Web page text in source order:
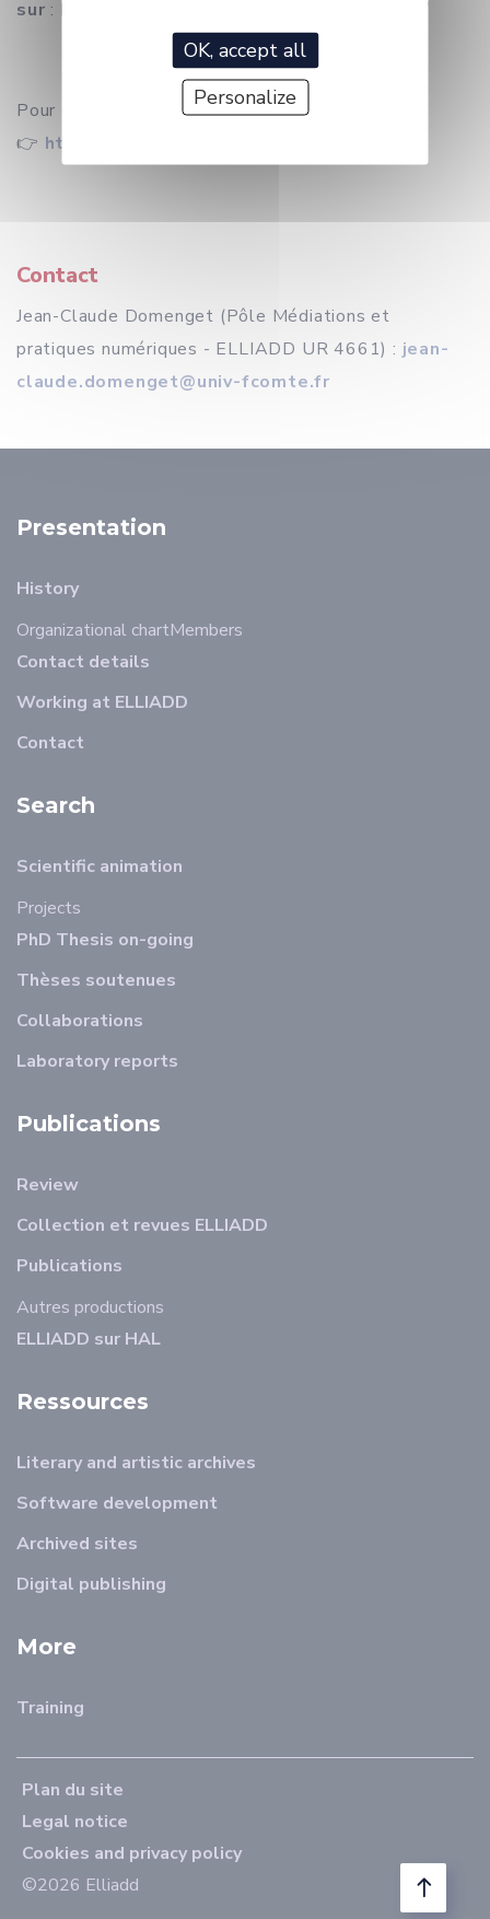
sur : https://jre2025cerbfc.sciencesconf.org/
Pour en savoir plus sur le rôle du CER BFC :
👉 https://www.ubfc.fr/recherche/cer-ubfc/
Contact
Jean-Claude Domenget (Pôle Médiations et
pratiques numériques - ELLIADD UR 4661) : jean-
claude.domenget@univ-fcomte.fr
Presentation
History
Organizational chartMembers
Contact details
Working at ELLIADD
Contact
Search
Scientific animation
Projects
PhD Thesis on-going
Thèses soutenues
Collaborations
Laboratory reports
Publications
Review
Collection et revues ELLIADD
Publications
Autres productions
ELLIADD sur HAL
Ressources
Literary and artistic archives
Software development
Archived sites
Digital publishing
More
Training
Plan du site
Legal notice
Cookies and privacy policy
©2026 Elliadd
OK, accept all
Personalize